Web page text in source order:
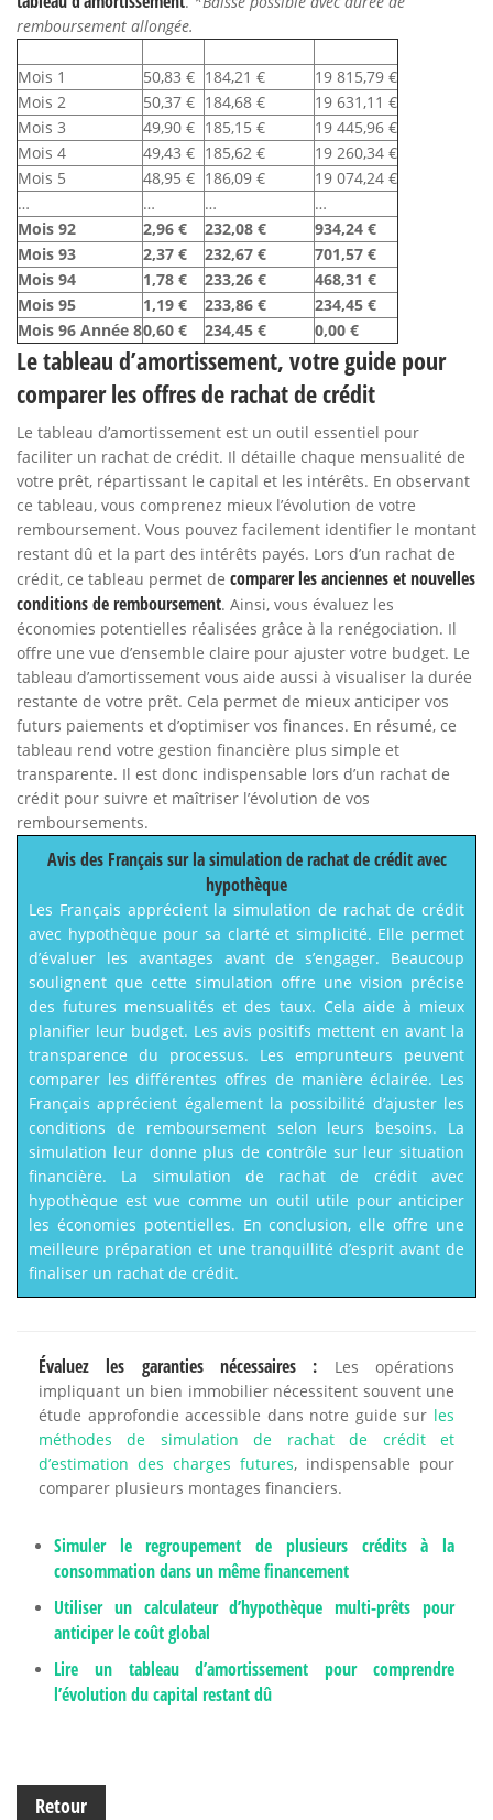
remboursement allongée.
Mois 1
50,83 € 184,21 €
19 815,79 €
Mois 2
50,37 € 184,68 €
19 631,11 €
Mois 3
49,90 € 185,15 €
19 445,96 €
Mois 4
49,43 € 185,62 €
19 260,34 €
Mois 5
48,95 € 186,09 €
19 074,24 €
…
… …
…
Mois 92
2,96 € 232,08 €
934,24 €
Mois 93
2,37 € 232,67 €
701,57 €
Mois 94
1,78 € 233,26 €
468,31 €
Mois 95
1,19 € 233,86 €
234,45 €
Mois 96 Année 80,60 € 234,45 € 0,00 €
Le tableau d’amortissement, votre guide pour
comparer les offres de rachat de crédit
Le tableau d’amortissement est un outil essentiel pour
faciliter un rachat de crédit. Il détaille chaque mensualité de
votre prêt, répartissant le capital et les intérêts. En observant
ce tableau, vous comprenez mieux l’évolution de votre
remboursement. Vous pouvez facilement identifier le montant
restant dû et la part des intérêts payés. Lors d’un rachat de
crédit, ce tableau permet de comparer les anciennes et nouvelles
conditions de remboursement. Ainsi, vous évaluez les
économies potentielles réalisées grâce à la renégociation. Il
offre une vue d’ensemble claire pour ajuster votre budget. Le
tableau d’amortissement vous aide aussi à visualiser la durée
restante de votre prêt. Cela permet de mieux anticiper vos
futurs paiements et d’optimiser vos finances. En résumé, ce
tableau rend votre gestion financière plus simple et
transparente. Il est donc indispensable lors d’un rachat de
crédit pour suivre et maîtriser l’évolution de vos
remboursements.
Avis des Français sur la simulation de rachat de crédit avec
hypothèque
Les Français apprécient la simulation de rachat de crédit
avec hypothèque pour sa clarté et simplicité. Elle permet
d’évaluer les avantages avant de s’engager. Beaucoup
soulignent que cette simulation offre une vision précise
des futures mensualités et des taux. Cela aide à mieux
planifier leur budget. Les avis positifs mettent en avant la
transparence du processus. Les emprunteurs peuvent
comparer les différentes offres de manière éclairée. Les
Français apprécient également la possibilité d’ajuster les
conditions de remboursement selon leurs besoins. La
simulation leur donne plus de contrôle sur leur situation
financière. La simulation de rachat de crédit avec
hypothèque est vue comme un outil utile pour anticiper
les économies potentielles. En conclusion, elle offre une
meilleure préparation et une tranquillité d’esprit avant de
finaliser un rachat de crédit.
Évaluez les garanties nécessaires : Les opérations
impliquant un bien immobilier nécessitent souvent une
étude approfondie accessible dans notre guide sur les
méthodes de simulation de rachat de crédit et
d’estimation des charges futures, indispensable pour
comparer plusieurs montages financiers.
Simuler le regroupement de plusieurs crédits à la
consommation dans un même financement
Utiliser un calculateur d’hypothèque multi-prêts pour
anticiper le coût global
Lire un tableau d’amortissement pour comprendre
l’évolution du capital restant dû
Retour